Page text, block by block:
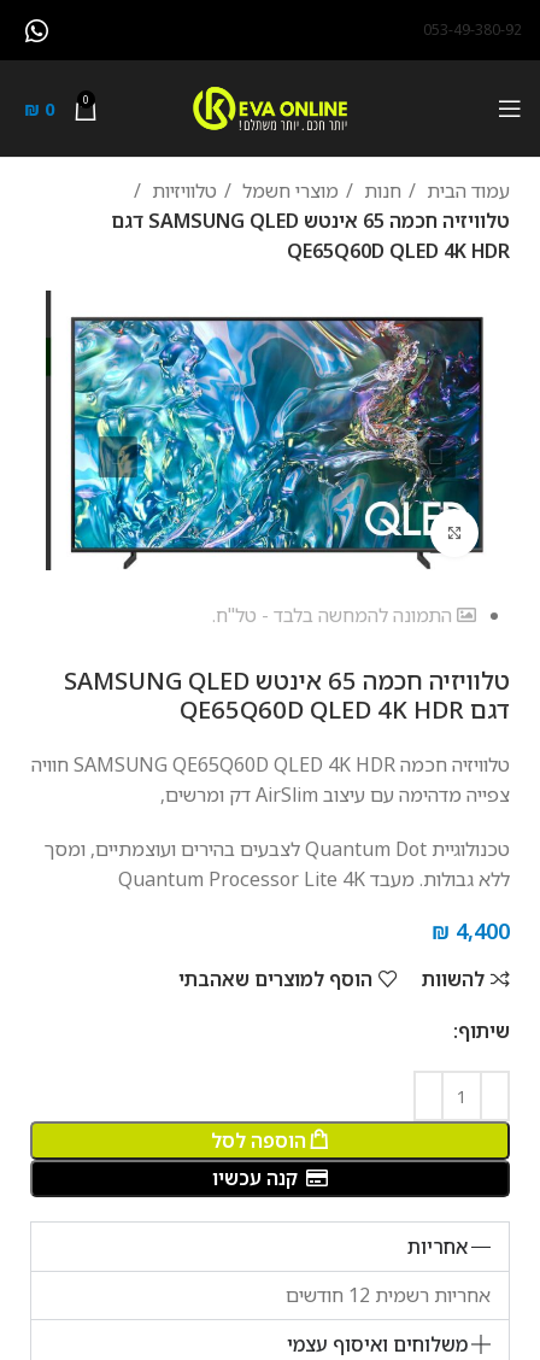
053-49-380-92
0
₪ 0
עמוד הבית חנות מוצרי חשמל
טלוויזיות
טלוויזיה חכמה 65 אינטש SAMSUNG QLED דגם
QE65Q60D QLED 4K HDR
לחץ להגדלה
התמונה להמחשה בלבד - טל"ח.
טלוויזיה חכמה 65 אינטש SAMSUNG QLED
דגם QE65Q60D QLED 4K HDR
טלוויזיה חכמה SAMSUNG QE65Q60D QLED 4K HDR חוויה
צפייה מדהימה עם עיצוב AirSlim דק ומרשים,
טכנולוגיית Quantum Dot לצבעים בהירים ועוצמתיים, ומסך
ללא גבולות. מעבד Quantum Processor Lite 4K
₪ 4,400
להשוות
הוסף למוצרים שאהבתי
שיתוף:
הוספה לסל
קנה עכשיו
אחריות
אחריות רשמית 12 חודשים
משלוחים ואיסוף עצמי